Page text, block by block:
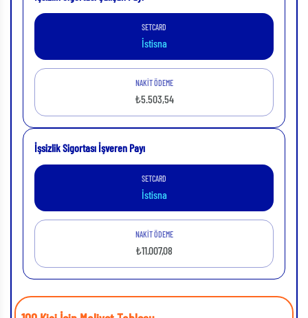
SETCARD
İstisna
NAKİT ÖDEME
₺5.503,54
İşsizlik Sigortası İşveren Payı
SETCARD
İstisna
NAKİT ÖDEME
₺11.007,08